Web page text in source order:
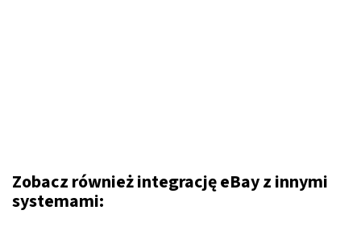
Zobacz również integrację eBay z innymi
systemami: